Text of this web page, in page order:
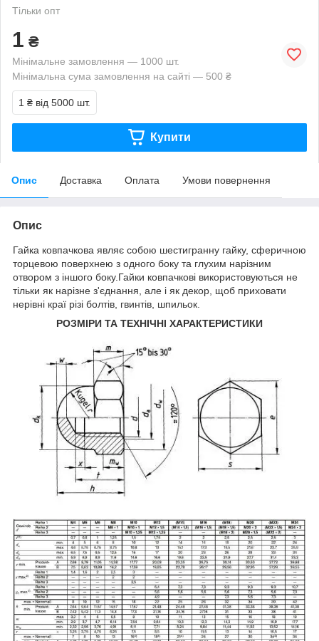
Тільки опт
1 ₴
Мінімальне замовлення — 1000 шт.
Мінімальна сума замовлення на сайті — 500 ₴
1 ₴ від 5000 шт.
Купити
Опис Доставка Оплата Умови повернення
Опис
Гайка ковпачкова являє собою шестигранну гайку, сферичною
торцевою поверхнею з одного боку та глухим нарізним
отвором з іншого боку.Гайки ковпачкові використовуються не
тільки як нарізне з'єднання, але і як декор, щоб приховати
нерівні краї різі болтів, гвинтів, шпильок.
РОЗМІРИ ТА ТЕХНІЧНІ ХАРАКТЕРИСТИКИ